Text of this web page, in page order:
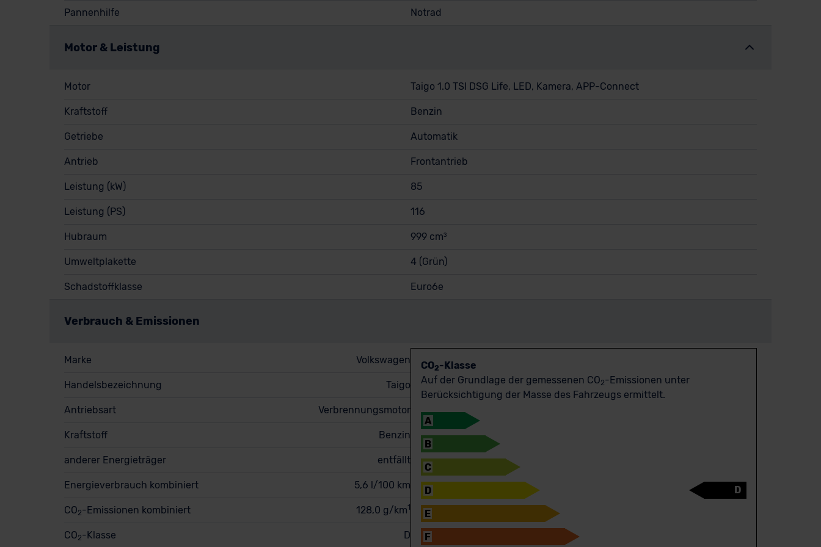
Pannenhilfe Notrad
Motor & Leistung
Motor Taigo 1.0 TSI DSG Life, LED, Kamera, APP-Connect
Kraftstoff Benzin
Getriebe Automatik
Antrieb Frontantrieb
Leistung (kW) 85
Leistung (PS) 116
Hubraum 999 cm³
Umweltplakette 4 (Grün)
Schadstoffklasse Euro6e
Verbrauch & Emissionen
Marke Volkswagen
Handelsbezeichnung Taigo
Antriebsart Verbrennungsmotor
Kraftstoff Benzin
anderer Energieträger entfällt
Energieverbrauch kombiniert 5,6 l/100 km
CO2-Emissionen kombiniert 128,0 g/km1
CO2-Klasse D
CO2-Klasse
Auf der Grundlage der gemessenen CO2-Emissionen unter
Berücksichtigung der Masse des Fahrzeugs ermittelt.
A
B
C
D
E
F
D